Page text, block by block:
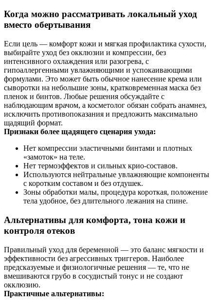
Когда можно рассматривать локальный уход
вместо обертывания
Если цель — комфорт кожи и мягкая профилактика сухости,
выбирайте уход без окклюзии и компрессии, без
интенсивного охлаждения или разогрева, с
гипоаллергенными увлажняющими и успокаивающими
формулами. Это может быть обычное нанесение крема или
сыворотки на небольшие зоны, кратковременная маска без
пленок и бинтов. Любые решения обсуждайте с
наблюдающим врачом, а косметолог обязан собрать анамнез,
исключить противопоказания и предложить максимально
щадящий формат.
Признаки более щадящего сценария ухода:
Нет компрессии эластичными бинтами и плотных
«замоток» на теле.
Нет термоэффектов и сильных крио‑составов.
Используются нейтральные увлажняющие компоненты
с коротким составом и без отдушек.
Зоны обработки малы, процедура короткая, положение
тела удобное, без длительного лежания на спине.
Альтернативы для комфорта, тона кожи и
контроля отеков
Правильный уход для беременной — это баланс мягкости и
эффективности без агрессивных триггеров. Наиболее
предсказуемые и физиологичные решения — те, что не
вмешиваются грубо в сосудистый тонус и не создают
окклюзию.
Практичные альтернативы: